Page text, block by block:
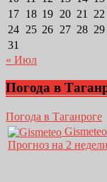
17 18 19 20 21 22
24 25 26 27 28 29
31
« Июл
Погода в
Погода в Таганроге
Gismeteo
Прогноз на 2 недели